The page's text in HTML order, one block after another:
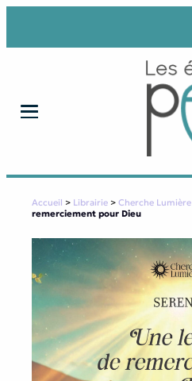
Accueil > Librairie > Cherche Lumière
remerciement pour Dieu